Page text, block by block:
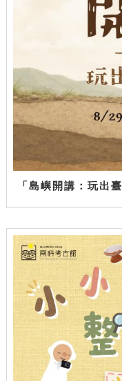
「島嶼開講：玩出